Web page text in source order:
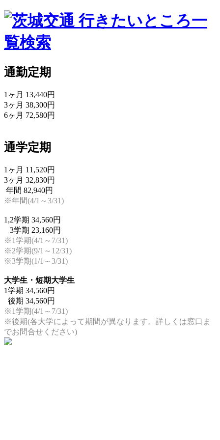
行きたいところ一
覧検索
通勤定期
1ヶ月 13,440円
3ヶ月 38,300円
6ヶ月 72,580円
通学定期
1ヶ月 11,520円
3ヶ月 32,830円
年間 82,940円
※年間(4/1～3/31)
1,2学期 34,560円
3学期 23,160円
※1学期(4/1～7/31)
※2学期(9/1～12/31)
※3学期(1/1～3/31)
大学生・短期大学生
1学期 34,560円
後期 34,560円
※1学期(4/1～7/31)
※後期(各大学によって期間が異なります。詳しくは窓口ま
でお問合せください)